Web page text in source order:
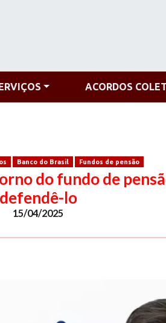
ACORDOS
Banco do Brasil Fundos de pensão
do fundo de
defendê-lo
15/04/2025